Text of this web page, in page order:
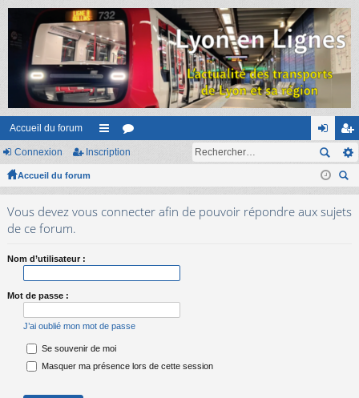
Accueil du forum
ac or on
ne
ns
cri
Connexion Inscription
Accueil du forum
ec
her
Vous devez vous connecter afin de pouvoir répondre aux sujets
de ce forum.
Nom d’utilisateur :
Mot de passe :
J’ai oublié mon mot de passe
Se souvenir de moi
Masquer ma présence lors de cette session